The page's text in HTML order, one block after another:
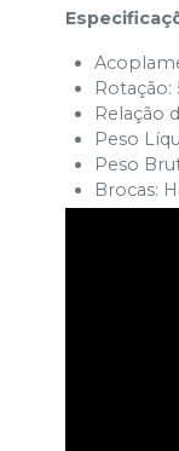
Relação
Peso
Peso
Brocas: